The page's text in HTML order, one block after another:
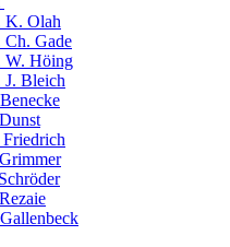
K. Olah
Ch. Gade
W. Höing
J. Bleich